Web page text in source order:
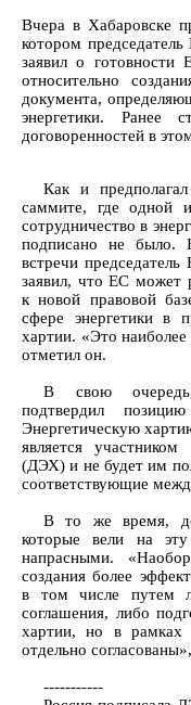
Вчера в Хабаровске
котором
заявил о готовности
относительно
документа,
энергетики. Ранее
договоренностей в
Как и
саммите, где одной
сотрудничество в
подписано не было.
встречи
заявил, что ЕС может
к новой правовой
сфере энергетики в
хартии. «Это
отметил он.
В свою
подтвердил
Энергетическую
является
(ДЭХ) и не будет им
соответствующие
В то же время,
которые вели на
напрасными.
создания более
в том числе путем
соглашения, либо
хартии, но в рамках
отдельно
-----------